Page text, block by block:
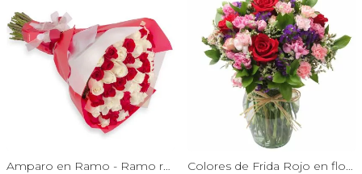
Amparo en Ramo - Ramo redondo con 50 rosas blanco y rojo Colores de Frida Rojo en florero - Ánfora con rosas, claveles, estate y limonium